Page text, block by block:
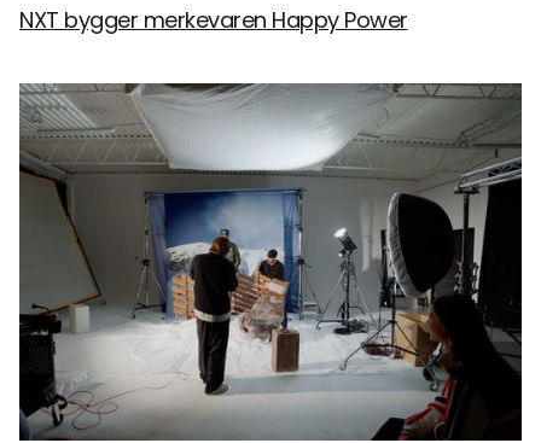
NXT bygger merkevaren Happy Power